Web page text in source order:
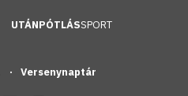
UTÁNPÓTLÁSSPORT
Versenynaptár